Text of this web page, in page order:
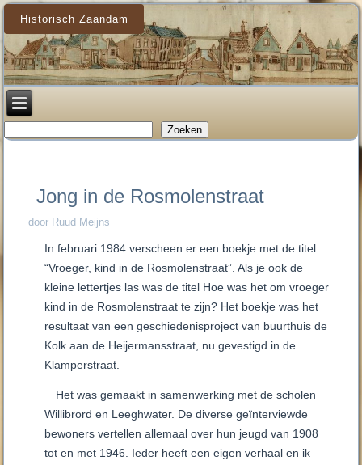
Historisch Zaandam
Zoeken
Jong in de Rosmolenstraat
door Ruud Meijns
In februari 1984 verscheen er een boekje met de titel
“Vroeger, kind in de Rosmolenstraat”. Als je ook de
kleine lettertjes las was de titel Hoe was het om vroeger
kind in de Rosmolenstraat te zijn? Het boekje was het
resultaat van een geschiedenisproject van buurthuis de
Kolk aan de Heijermansstraat, nu gevestigd in de
Klamperstraat.
Het was gemaakt in samenwerking met de scholen
Willibrord en Leeghwater. De diverse geïnterviewde
bewoners vertellen allemaal over hun jeugd van 1908
tot en met 1946. Ieder heeft een eigen verhaal en ik